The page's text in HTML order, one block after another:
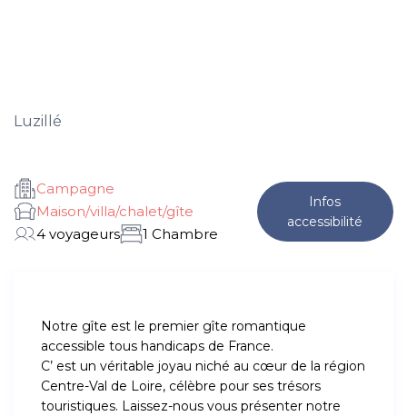
Luzillé
Campagne
Maison/villa/chalet/gîte
4 voyageurs
1 Chambre
Infos
accessibilité
Notre gîte est le premier gîte romantique
accessible tous handicaps de France.
C’ est un véritable joyau niché au cœur de la région
Centre-Val de Loire, célèbre pour ses trésors
touristiques. Laissez-nous vous présenter notre